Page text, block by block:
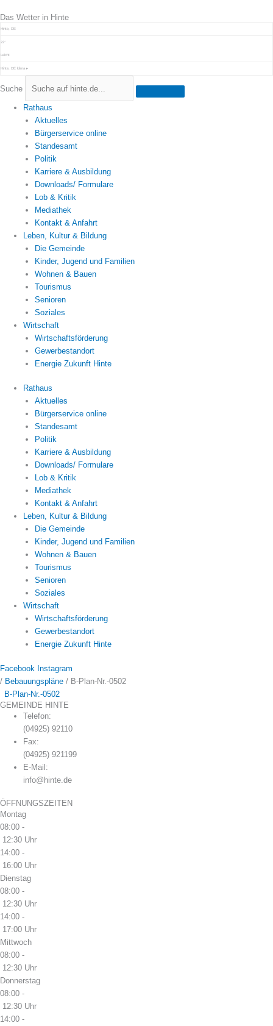
Inhalt
springen
Das Wetter in Hinte
Hinte, DE
22°
Leicht
Hinte, DE klima ▸
Suche
Rathaus
Aktuelles
Bürgerservice online
Standesamt
Politik
Karriere & Ausbildung
Downloads/ Formulare
Lob & Kritik
Mediathek
Kontakt & Anfahrt
Leben, Kultur & Bildung
Die Gemeinde
Kinder, Jugend und Familien
Wohnen & Bauen
Tourismus
Senioren
Soziales
Wirtschaft
Wirtschaftsförderung
Gewerbestandort
Energie Zukunft Hinte
Rathaus
Aktuelles
Bürgerservice online
Standesamt
Politik
Karriere & Ausbildung
Downloads/ Formulare
Lob & Kritik
Mediathek
Kontakt & Anfahrt
Leben, Kultur & Bildung
Die Gemeinde
Kinder, Jugend und Familien
Wohnen & Bauen
Tourismus
Senioren
Soziales
Wirtschaft
Wirtschaftsförderung
Gewerbestandort
Energie Zukunft Hinte
Facebook Instagram
/ Bebauungspläne / B-Plan-Nr.-0502
B-Plan-Nr.-0502
GEMEINDE HINTE
Telefon:
(04925) 92110
Fax:
(04925) 921199
E-Mail:
info@hinte.de
ÖFFNUNGSZEITEN
Montag
08:00 -
12:30 Uhr
14:00 -
16:00 Uhr
Dienstag
08:00 -
12:30 Uhr
14:00 -
17:00 Uhr
Mittwoch
08:00 -
12:30 Uhr
Donnerstag
08:00 -
12:30 Uhr
14:00 -